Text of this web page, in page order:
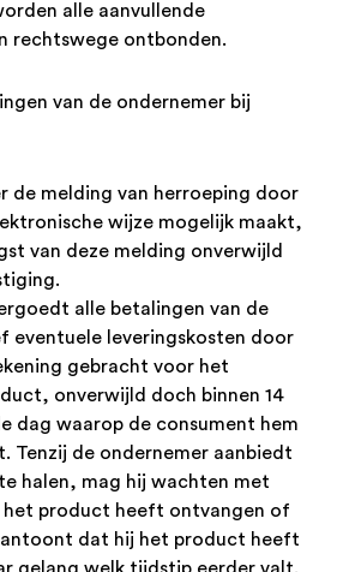
alle aanvullende
rechtswege ontbonden.
van de ondernemer bij
de melding van herroeping door
wijze mogelijk maakt,
van deze melding onverwijld
alle betalingen van de
eventuele leveringskosten door
gebracht voor het
onverwijld doch binnen 14
dag waarop de consument hem
Tenzij de ondernemer aanbiedt
halen, mag hij wachten met
product heeft ontvangen of
dat hij het product heeft